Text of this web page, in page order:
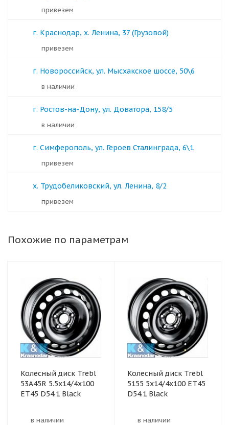
Привезем
г. Краснодар, х. Ленина, 37 (Грузовой)
Привезем
г. Новороссийск, ул. Мысхакское шоссе, 50\6
в наличии
г. Ростов-на-Дону, ул. Доватора, 158/5
в наличии
г. Симферополь, ул. Героев Сталинграда, 6\1
Привезем
х. Трудобеликовский, ул. Ленина, 8/2
Привезем
Похожие по параметрам
Колесный диск Trebl
53A45R 5.5x14/4x100
ET45 D54.1 Black
в наличии
Колесный диск Trebl
5155 5x14/4x100 ET45
D54.1 Black
в наличии